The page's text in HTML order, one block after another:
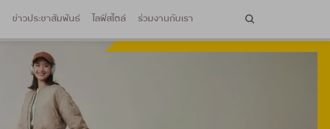
ข่าวประชาสัมพันธ์ ไลฟ์สไตล์ ร่วมงานกับเรา